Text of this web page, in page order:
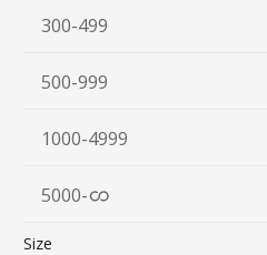
300-499
500-999
1000-4999
5000-
Size